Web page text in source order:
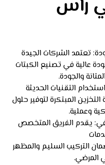
راس
تعتمد الشركات الجيدة
عالية في تصنيع الكبتات
والجودة.
التقنيات الحديثة
المبتكرة لتوفير حلول
وعملية.
يقدم الفريق المتخصص
التركيب السليم والمظهر
المرضي.